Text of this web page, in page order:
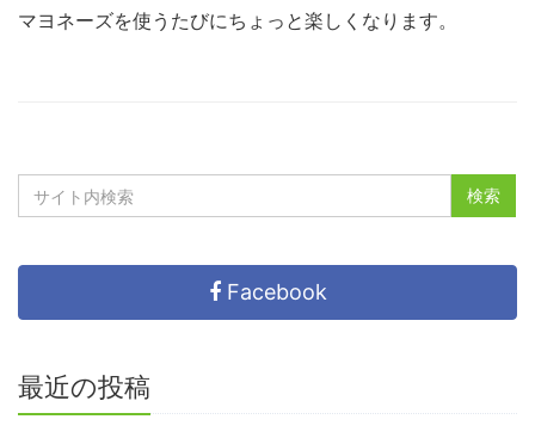
マヨネーズを使うたびにちょっと楽しくなります。
Facebook
最近の投稿